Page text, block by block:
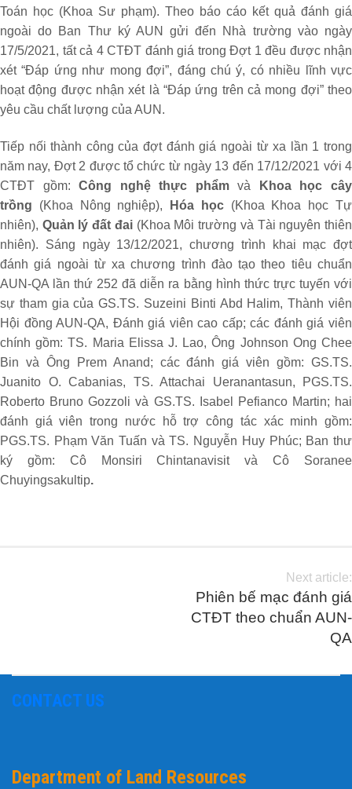
Toán học (Khoa Sư phạm). Theo báo cáo kết quả đánh giá
ngoài do Ban Thư ký AUN gửi đến Nhà trường vào ngày
17/5/2021, tất cả 4 CTĐT đánh giá trong Đợt 1 đều được nhận
xét “Đáp ứng như mong đợi”, đáng chú ý, có nhiều lĩnh vực
hoạt động được nhận xét là “Đáp ứng trên cả mong đợi” theo
yêu cầu chất lượng của AUN.
Tiếp nối thành công của đợt đánh giá ngoài từ xa lần 1 trong
năm nay, Đợt 2 được tổ chức từ ngày 13 đến 17/12/2021 với 4
CTĐT gồm:Công nghệ thực phẩmvà
Khoa học cây
trồng (Khoa Nông nghiệp), Hóa học(Khoa Khoa học Tự
nhiên), Quản lý đất đai(Khoa Môi trường và Tài nguyên thiên
nhiên). Sáng ngày 13/12/2021, chương trình khai mạc đợt
đánh giá ngoài từ xa chương trình đào tạo theo tiêu chuẩn
AUN-QA lần thứ 252 đã diễn ra bằng hình thức trực tuyến với
sự tham gia của GS.TS. Suzeini Binti Abd Halim, Thành viên
Hội đồng AUN-QA, Đánh giá viên cao cấp; các đánh giá viên
chính gồm: TS. Maria Elissa J. Lao, Ông Johnson Ong Chee
Bin và Ông Prem Anand; các đánh giá viên gồm: GS.TS.
Juanito O. Cabanias, TS. Attachai Ueranantasun, PGS.TS.
Roberto Bruno Gozzoli và GS.TS. Isabel Pefianco Martin; hai
đánh giá viên trong nước hỗ trợ công tác xác minh gồm:
PGS.TS. Phạm Văn Tuấn và TS. Nguyễn Huy Phúc; Ban thư
ký gồm: Cô Monsiri Chintanavisit và Cô Soranee
Chuyingsakultip.
Next article:
Phiên bế mạc đánh giá
CTĐT theo chuẩn AUN-
QA
CONTACT US
Department of Land Resources